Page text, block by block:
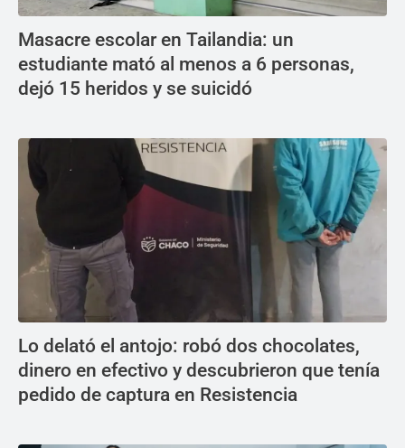
Masacre escolar en Tailandia: un
estudiante mató al menos a 6 personas,
dejó 15 heridos y se suicidó
Lo delató el antojo: robó dos chocolates,
dinero en efectivo y descubrieron que tenía
pedido de captura en Resistencia